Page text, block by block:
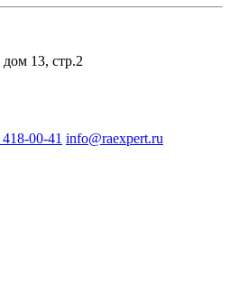
13, стр.2
00-41 info@raexpert.ru